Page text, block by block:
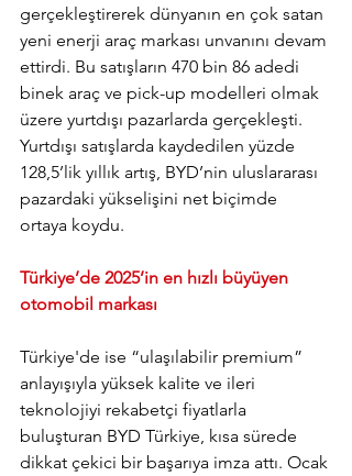
gerçekleştirerek dünyanın en çok satan
yeni enerji araç markası unvanını devam
ettirdi. Bu satışların 470 bin 86 adedi
binek araç ve pick-up modelleri olmak
üzere yurtdışı pazarlarda gerçekleşti.
Yurtdışı satışlarda kaydedilen yüzde
128,5’lik yıllık artış, BYD’nin uluslararası
pazardaki yükselişini net biçimde
ortaya koydu.
Türkiye’de 2025’in en hızlı büyüyen
otomobil markası
Türkiye'de ise “ulaşılabilir premium”
anlayışıyla yüksek kalite ve ileri
teknolojiyi rekabetçi fiyatlarla
buluşturan BYD Türkiye, kısa sürede
dikkat çekici bir başarıya imza attı. Ocak